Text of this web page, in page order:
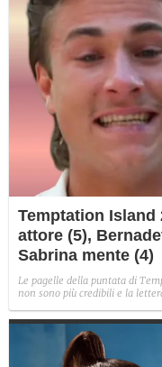
Temptation Island
attore (5),
Sabrina mente (4)
Le pagelle della puntata di
non sono più credibili e la
Giovanni che se stessa in un